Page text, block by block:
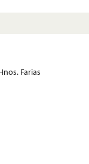
Farias